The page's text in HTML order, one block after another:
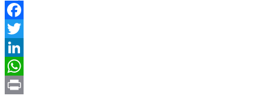
Facebook
Twitter
LinkedIn
WhatsApp